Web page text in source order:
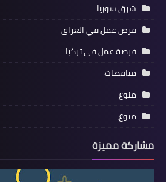
شرق سوريا
فرص عمل في العراق
فرصة عمل في تركيا
مناقصات
منوع
منوع،
مشاركة مميزة